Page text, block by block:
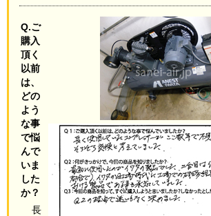
Q.ご
購入
頂く
以前
は、
どの
よう
な事
で悩
んで
いま
した
か？
長